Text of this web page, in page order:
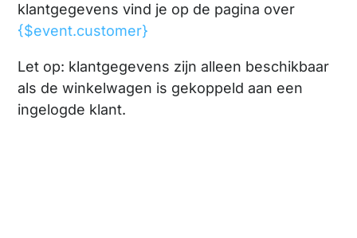
klantgegevens vind je op de pagina over
{$event.customer}
Let op: klantgegevens zijn alleen beschikbaar
als de winkelwagen is gekoppeld aan een
ingelogde klant.